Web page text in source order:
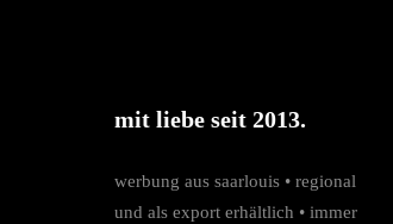
mit liebe seit 2013.
werbung aus saarlouis • regio­nal
und als export erhältlich • immer